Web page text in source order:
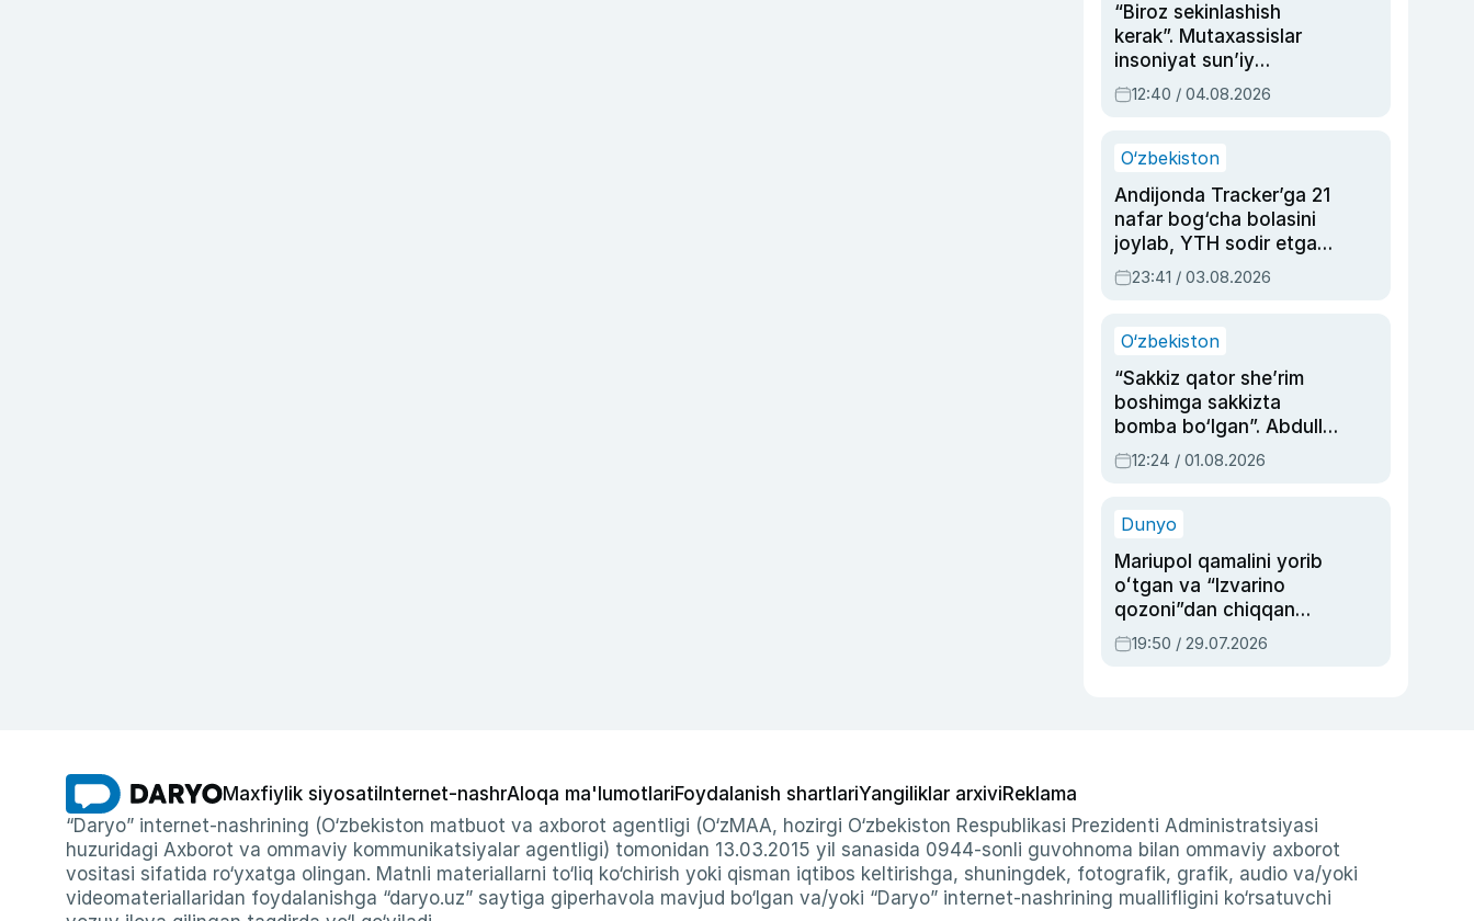
“Biroz sekinlashish
kerak”. Mutaxassislar
insoniyat sun’iy
intellektni boshqara
olmay qolishidan xavotir
12:40 / 04.08.2026
O‘zbekiston
Andijonda Tracker’ga 21
nafar bog‘cha bolasini
joylab, YTH sodir etgan
ayolga sud hukmi o‘qildi
23:41 / 03.08.2026
O‘zbekiston
“Sakkiz qator she’rim
boshimga sakkizta
bomba bo‘lgan”. Abdulla
Oripovni siyosiy
ayblovlardan asrab
12:24 / 01.08.2026
Dunyo
Mariupol qamalini yorib
oʻtgan va “Izvarino
qozoni”dan chiqqan
qahramon — Ukraina
armiyasi bosh
19:50 / 29.07.2026
Maxfiylik siyosati Internet-nashrAloqa ma'lumotlariFoydalanish shartlariYangiliklar arxiviReklama
“Daryo” internet-nashrining (O‘zbekiston matbuot va axborot agentligi (O‘zMAA, hozirgi O‘zbekiston Respublikasi Prezidenti Administratsiyasi
huzuridagi Axborot va ommaviy kommunikatsiyalar agentligi) tomonidan 13.03.2015 yil sanasida 0944-sonli guvohnoma bilan ommaviy axborot
vositasi sifatida ro‘yxatga olingan. Matnli materiallarni to‘liq ko‘chirish yoki qisman iqtibos keltirishga, shuningdek, fotografik, grafik, audio va/yoki
videomateriallaridan foydalanishga “daryo.uz” saytiga giperhavola mavjud bo‘lgan va/yoki “Daryo” internet-nashrining muallifligini ko‘rsatuvchi